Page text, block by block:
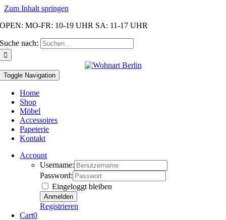
Zum Inhalt springen
OPEN: MO-FR: 10-19 UHR SA: 11-17 UHR
Suche nach:
Toggle Navigation
Home
Shop
Möbel
Accessoires
Papeterie
Kontakt
Account
Username:
Password:
Eingeloggt bleiben
Registrieren
Cart0